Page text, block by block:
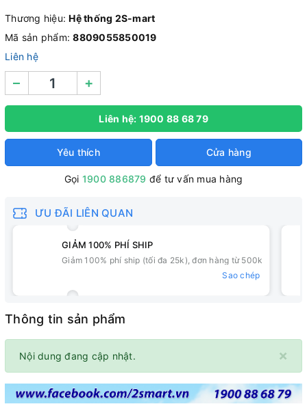
Thương hiệu:Hệ thống 2S-mart
Mã sản phẩm:8809055850019
Liên hệ
– +
Liên hệ: 1900 88 68 79
Yêu thích Cửa hàng
Gọi 1900 886879 để tư vấn mua hàng
ƯU ĐÃI LIÊN QUAN
GIẢM 100% PHÍ SHIP
Giảm 100% phí ship (tối đa 25k), đơn hàng từ 500k
Sao chép
Thông tin sản phẩm
×
Nội dung đang cập nhật.